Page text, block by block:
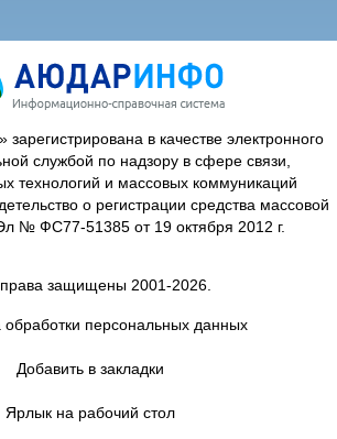
в качестве электронного
службой по надзору в сфере связи,
технологий и массовых коммуникаций
о регистрации средства массовой
№ ФС77-51385 от 19 октября 2012 г.
защищены 2001-2026.
обработки персональных данных
Добавить в закладки
Ярлык на рабочий стол